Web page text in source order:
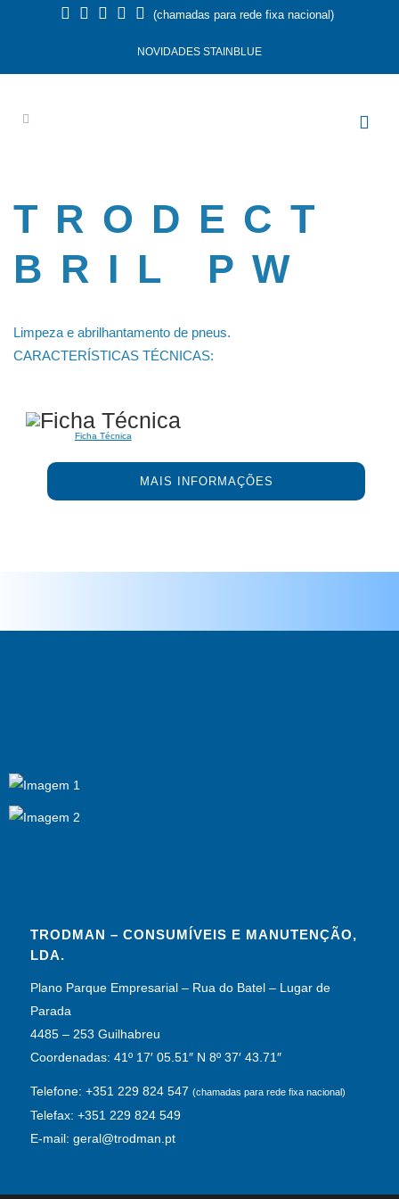
(chamadas para rede fixa nacional)
NOVIDADES STAINBLUE
TRODECT
BRIL PW
Limpeza e abrilhantamento de pneus.
CARACTERÍSTICAS TÉCNICAS:
Ficha Técnica
MAIS INFORMAÇÕES
TRODMAN – CONSUMÍVEIS E MANUTENÇÃO,
LDA.
Plano Parque Empresarial – Rua do Batel – Lugar de
Parada
4485 – 253 Guilhabreu
Coordenadas: 41º 17′ 05.51″ N 8º 37′ 43.71″
Telefone: +351 229 824 547(chamadas para rede fixa nacional)
Telefax: +351 229 824 549
E-mail: geral@trodman.pt